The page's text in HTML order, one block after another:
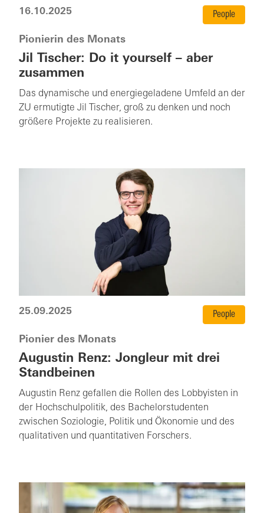
16.10.2025 People
Pionierin des Monats
Jil Tischer: Do it yourself – aber
zusammen
Das dynamische und energiegeladene Umfeld an der
ZU ermutigte Jil Tischer, groß zu denken und noch
größere Projekte zu realisieren.
25.09.2025 People
Pionier des Monats
Augustin Renz: Jongleur mit drei
Standbeinen
Augustin Renz gefallen die Rollen des Lobbyisten in
der Hochschulpolitik, des Bachelorstudenten
zwischen Soziologie, Politik und Ökonomie und des
qualitativen und quantitativen Forschers.